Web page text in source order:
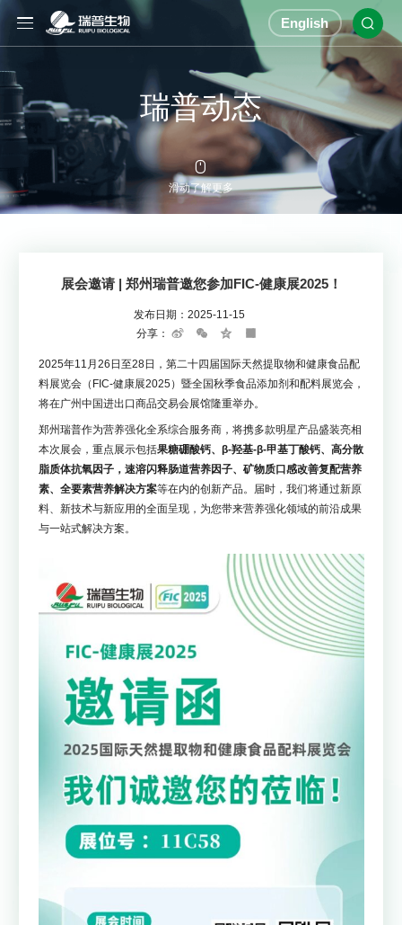
English 
瑞普动态

滑动了解更多
展会邀请 | 郑州瑞普邀您参加FIC-健康展2025！
发布日期：2025-11-15
分享：
Sina
WeChatQzoneShare
2025年11月26日至28日，第二十四届国际天然提取物和健康食品配
料展览会（FIC-健康展2025）暨全国秋季食品添加剂和配料展览会，
将在广州中国进出口商品交易会展馆隆重举办。
郑州瑞普作为营养强化全系综合服务商，将携多款明星产品盛装亮相
本次展会，重点展示包括果糖硼酸钙、β-羟基-β-甲基丁酸钙、高分散
脂质体抗氧因子，速溶闪释肠道营养因子、矿物质口感改善复配营养
素、全要素营养解决方案等在内的创新产品。届时，我们将通过新原
料、新技术与新应用的全面呈现，为您带来营养强化领域的前沿成果
与一站式解决方案。